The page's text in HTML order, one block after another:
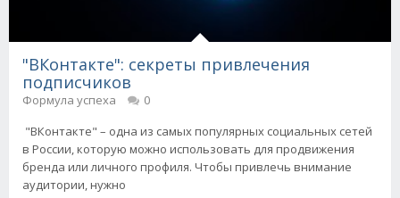
"ВКонтакте": секреты привлечения
подписчиков
Формула успеха
0
"ВКонтакте" – одна из самых популярных социальных сетей
в России, которую можно использовать для продвижения
бренда или личного профиля. Чтобы привлечь внимание
аудитории, нужно